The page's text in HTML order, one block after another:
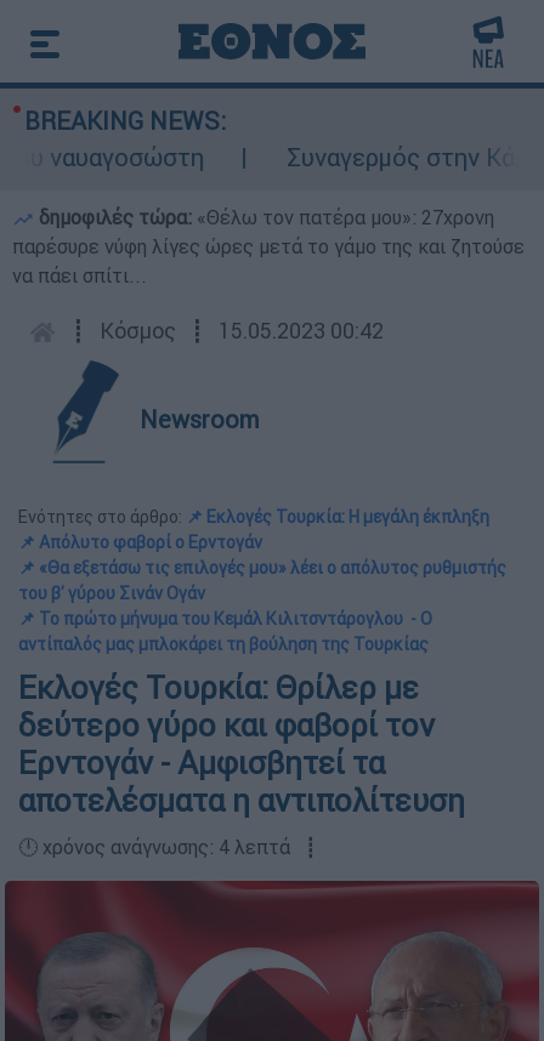
BREAKING NEWS:
Συναγερμός στην
δημοφιλές τώρα: «Θέλω τον πατέρα μου»: 27χρονη
παρέσυρε νύφη λίγες ώρες μετά το γάμο της και ζητούσε
να πάει σπίτι...
┋ Κόσμος ┋ 15.05.2023 00:42
Newsroom
Ενότητες στο άρθρο: 📌 Εκλογές Τουρκία: Η μεγάλη έκπληξη
📌 Απόλυτο φαβορί ο Ερντογάν
📌 «Θα εξετάσω τις επιλογές μου» λέει ο απόλυτος ρυθμιστής
του β' γύρου Σινάν Ογάν
📌 Το πρώτο μήνυμα του Κεμάλ Κιλιτσντάρογλου - Ο
αντίπαλός μας μπλοκάρει τη βούληση της Τουρκίας
Εκλογές Τουρκία: Θρίλερ με
δεύτερο γύρο και φαβορί τον
Ερντογάν - Αμφισβητεί τα
αποτελέσματα η αντιπολίτευση
🕛 χρόνος ανάγνωσης: 4 λεπτά ┋